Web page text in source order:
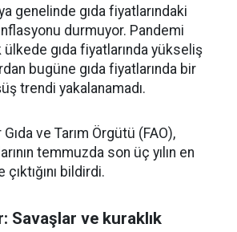
genelinde gıda fiyatlarındaki
durmuyor. Pandemi
gıda fiyatlarında yükseliş
bugüne gıda fiyatlarında bir
trendi yakalanamadı.
ve Tarım Örgütü (FAO),
temmuzda son üç yılın en
bildirdi.
Savaşlar ve kuraklık